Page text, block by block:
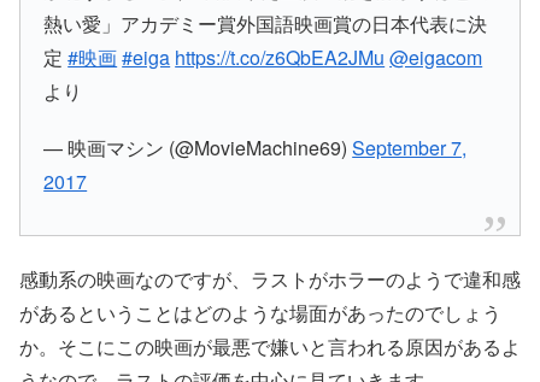
熱い愛」アカデミー賞外国語映画賞の日本代表に決
定#映画#eiga https://t.co/z6QbEA2JMu @eigacom
より
— 映画マシン (@MovieMachine69)September 7,
2017
感動系の映画なのですが、 ラストがホラーのようで違和感
があるということはどのような場面があったのでしょう
か。そこにこの映画が最悪で嫌いと言われる原因があるよ